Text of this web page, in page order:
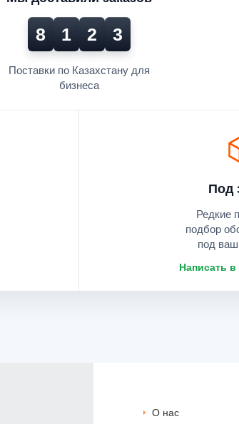
8 1 2 3
Поставки по Казахстану для
бизнеса
Под
Редкие
подбор
под
Написать
О нас